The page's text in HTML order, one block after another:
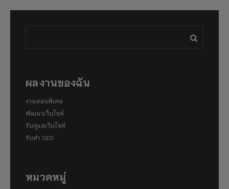
ผลงานของฉัน
งานสอนพิเศษ
พัฒนาเว็บไซต์
รับดูแลเว็บไซต์
รับทำ SEO
หมวดหมู่